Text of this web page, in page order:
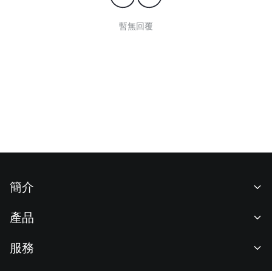
暫無回覆
簡介
新聞中心
產品
服務